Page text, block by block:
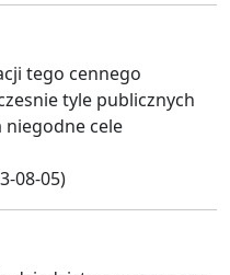
tego cennego
tyle publicznych
niegodne cele
08-05)